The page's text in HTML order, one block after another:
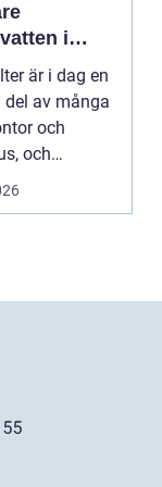
i
är i dag en
del av många
och
och
ökar för va...